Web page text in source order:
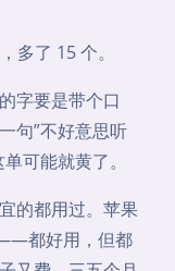
多了 15 个。
字要是带个口
句”不好意思听
可能就黄了。
的都用过。苹果
都好用，但都